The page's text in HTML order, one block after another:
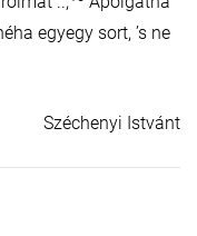
egyegy sort, ’s ne
Széchenyi Istvánt